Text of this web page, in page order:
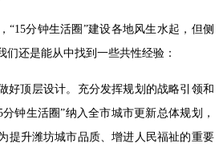
“15分钟生活圈”建设各地风生水起，但侧
们还是能从中找到一些共性经验：
好顶层设计。充分发挥规划的战略引领和
钟生活圈”纳入全市城市更新总体规划，
提升潍坊城市品质、增进人民福祉的重要